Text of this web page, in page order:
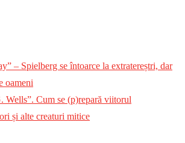
– Spielberg se întoarce la extratereștri, dar
oameni
Wells”. Cum se (p)repară viitorul
și alte creaturi mitice